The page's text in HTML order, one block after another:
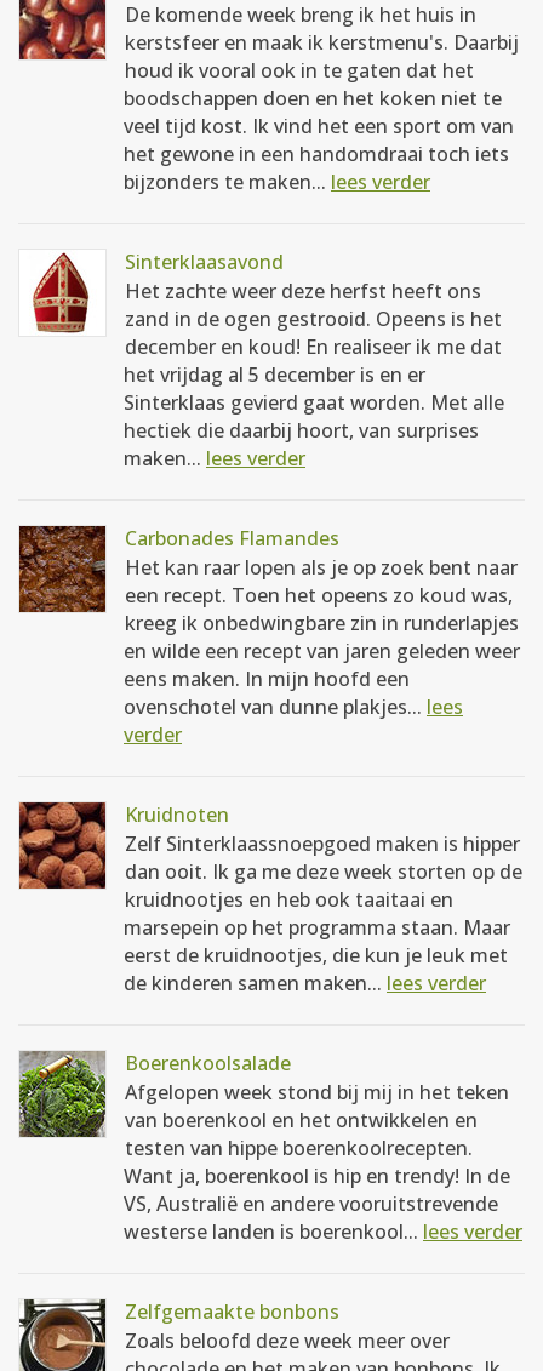
De komende week breng ik het huis in
kerstsfeer en maak ik kerstmenu's. Daarbij
houd ik vooral ook in te gaten dat het
boodschappen doen en het koken niet te
veel tijd kost. Ik vind het een sport om van
het gewone in een handomdraai toch iets
bijzonders te maken... lees verder
Sinterklaasavond
Het zachte weer deze herfst heeft ons
zand in de ogen gestrooid. Opeens is het
december en koud! En realiseer ik me dat
het vrijdag al 5 december is en er
Sinterklaas gevierd gaat worden. Met alle
hectiek die daarbij hoort, van surprises
maken... lees verder
Carbonades Flamandes
Het kan raar lopen als je op zoek bent naar
een recept. Toen het opeens zo koud was,
kreeg ik onbedwingbare zin in runderlapjes
en wilde een recept van jaren geleden weer
eens maken. In mijn hoofd een
ovenschotel van dunne plakjes... lees
verder
Kruidnoten
Zelf Sinterklaassnoepgoed maken is hipper
dan ooit. Ik ga me deze week storten op de
kruidnootjes en heb ook taaitaai en
marsepein op het programma staan. Maar
eerst de kruidnootjes, die kun je leuk met
de kinderen samen maken... lees verder
Boerenkoolsalade
Afgelopen week stond bij mij in het teken
van boerenkool en het ontwikkelen en
testen van hippe boerenkoolrecepten.
Want ja, boerenkool is hip en trendy! In de
VS, Australië en andere vooruitstrevende
westerse landen is boerenkool... lees verder
Zelfgemaakte bonbons
Zoals beloofd deze week meer over